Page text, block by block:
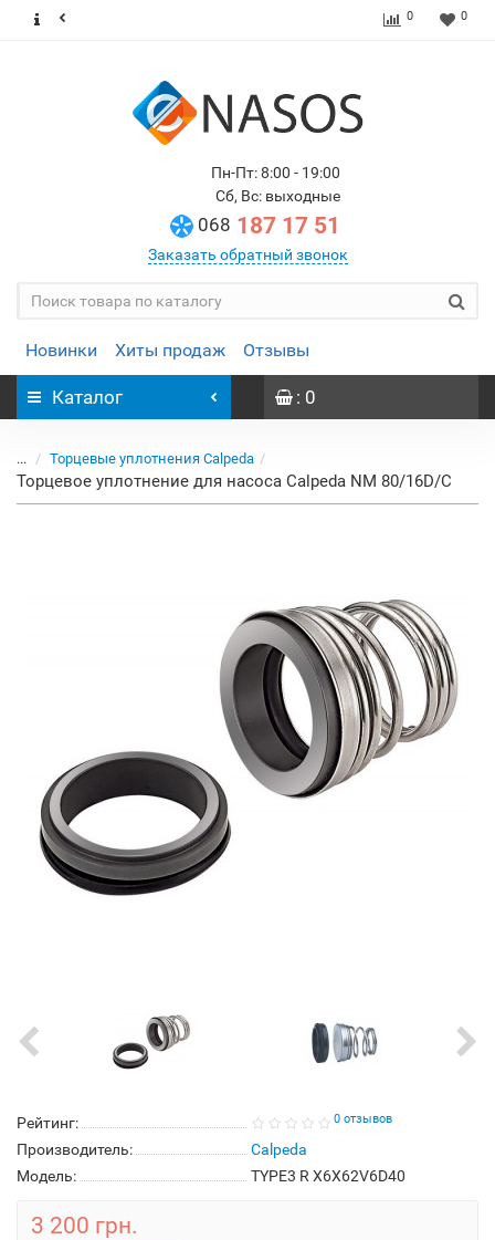
0 0
Пн-Пт: 8:00 - 19:00
Сб, Вс: выходные
068 187 17 51
Заказать обратный звонок
Новинки Хиты продаж Отзывы
Каталог : 0
... Торцевые уплотнения Calpeda
Торцевое уплотнение для насоса Calpeda NM 80/16D/C
Рейтинг: 0 отзывов
Производитель:
Calpeda
Модель:
TYPE3 R X6X62V6D40
3 200 грн.